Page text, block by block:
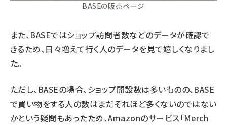
BASEの販売ページ
また、BASEではショップ訪問者数などのデータが確認で
きるため、日々増えて行く人のデータを見て嬉しくなりまし
た。
ただし、BASEの場合、ショップ開設数は多いものの、BASE
で買い物をする人の数はまだそれほど多くないのではない
かという疑問もあったため、Amazonのサービス「Merch